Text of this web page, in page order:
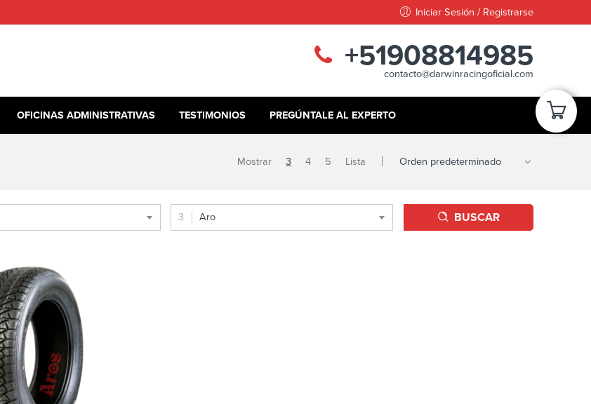
Iniciar Sesión / Registrarse
+51908814985
contacto@darwinracingoficial.com
OFICINAS ADMINISTRATIVAS TESTIMONIOS PREGÚNTALE AL EXPERTO
Mostrar 3 4 5 Lista
Aro BUSCAR